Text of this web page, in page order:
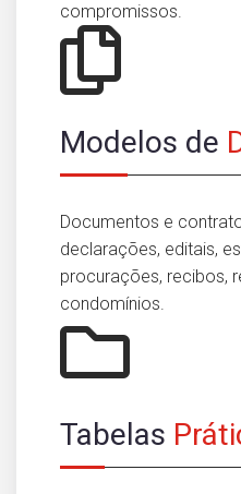
compromissos.
Modelos de
Documentos e
declarações, editais,
procurações, recibos,
condomínios.
Tabelas